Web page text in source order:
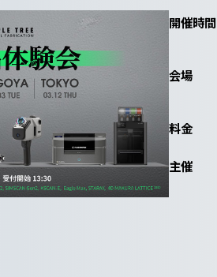
開催時間
会場
料金
主催